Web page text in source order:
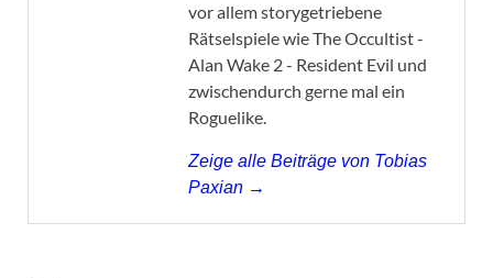
vor allem storygetriebene
Rätselspiele wie The Occultist -
Alan Wake 2 - Resident Evil und
zwischendurch gerne mal ein
Roguelike.
Zeige alle Beiträge von Tobias
Paxian →